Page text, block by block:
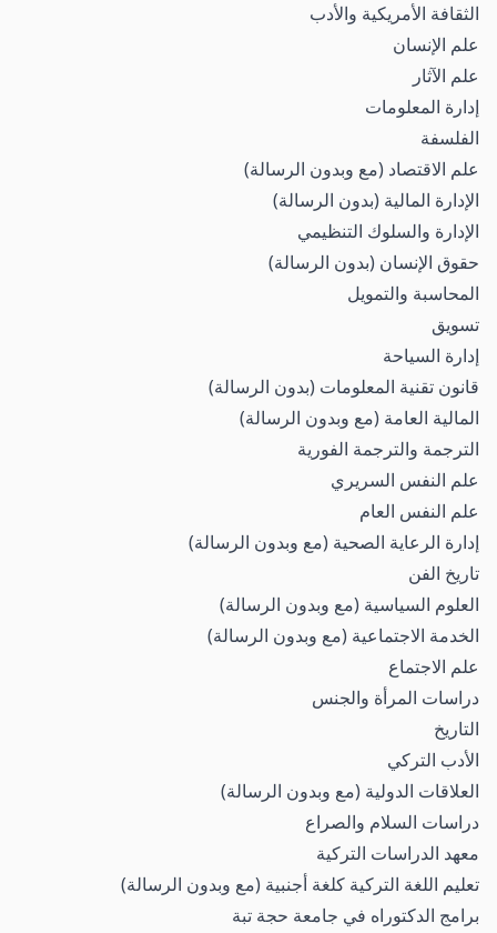
الثقافة الأمريكية والأدب
علم الإنسان
علم الآثار
إدارة المعلومات
الفلسفة
علم الاقتصاد (مع وبدون الرسالة)
الإدارة المالية (بدون الرسالة)
الإدارة والسلوك التنظيمي
حقوق الإنسان (بدون الرسالة)
المحاسبة والتمويل
تسويق
إدارة السياحة
قانون تقنية المعلومات (بدون الرسالة)
المالية العامة (مع وبدون الرسالة)
الترجمة والترجمة الفورية
علم النفس السريري
علم النفس العام
إدارة الرعاية الصحية (مع وبدون الرسالة)
تاريخ الفن
العلوم السياسية (مع وبدون الرسالة)
الخدمة الاجتماعية (مع وبدون الرسالة)
علم الاجتماع
دراسات المرأة والجنس
التاريخ
الأدب التركي
العلاقات الدولية (مع وبدون الرسالة)
دراسات السلام والصراع
معهد الدراسات التركية
تعليم اللغة التركية كلغة أجنبية (مع وبدون الرسالة)
برامج الدكتوراه في جامعة حجة تبة